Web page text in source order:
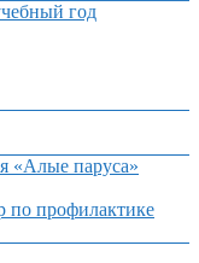
год
«Алые паруса»
по профилактике